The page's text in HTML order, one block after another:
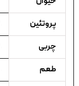
پروتئین
چربی
طعم